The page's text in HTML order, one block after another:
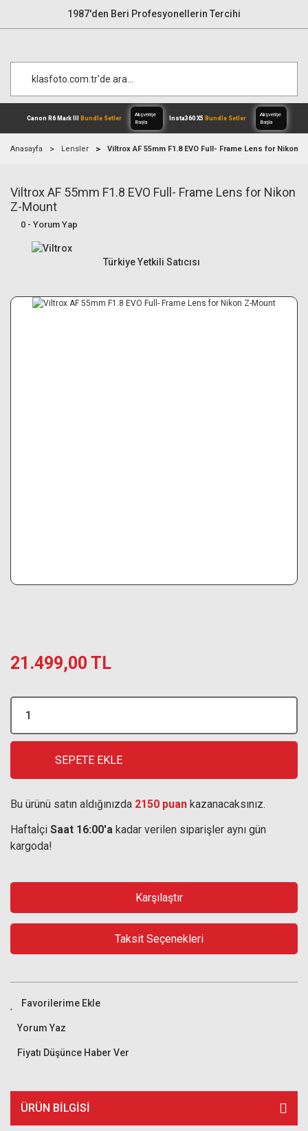
1987'den Beri Profesyonellerin Tercihi
Canon R6 Mark III Bundle Setler
Alışverişe
Anasayfa Lensler Viltrox AF 55mm F1.8 EVO Full- Frame Lens for Nikon
Viltrox AF 55mm F1.8 EVO Full- Frame Lens for Nikon
Z-Mount
0 - Yorum Yap
Türkiye Yetkili Satıcısı
21.499,00 TL
SEPETE EKLE
Bu ürünü satın aldığınızda 2150 puan kazanacaksınız.
Haftaİçi Saat 16:00'a kadar verilen siparişler aynı gün
kargoda!
Karşılaştır
Taksit Seçenekleri
Yorum Yaz
Fiyatı Düşünce Haber Ver
ÜRÜN BILGISI